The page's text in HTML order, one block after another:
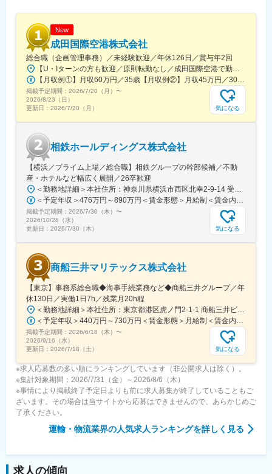
・出港に必要な手続きを実施
・次の港へ向けて問題なく出発できるよう最終確認
■組織構成
船舶代理店部：15名(部門長1名、内航部門9名、外航部門4名)
年齢構成：20代2名、30代3名、40代3名、50代6名（嘱託社員含
む）
業界未経験からのご入社が多数です！
日の勤務等は調整できる環境です。
・年休：126日
・休日出勤頻度：月2～3日 海上輸送の為、発生可能性がござい
ますが振替休日を1ヶ月以内に取得いただいております。
・転勤：無し
■同社の特徴
内航海運業界は、とりわけ「特殊タンク船輸送のパイオニア」と
しても大きな存在感を持ち、地元の住友金属鉱山・住友化学を始
めとする大手企業のパートナーとして海上輸送、船舶代理店業務
および港湾荷役業務の重責を担っています。さらに近年は、外航
海運事業に本格進出していく方針をもって、積極的な事業活動を
展開中です。
変更の範囲：会社の定める業務
New
成田国際空港株式会社
総合職（企画管理事務）／未経験歓迎／年休126日／賞与年2回
【U・Iターンの方も歓迎／原則転勤なし／成田国際空港で勤務】■千葉県成田市古込字古込1-1受動喫煙対策：オフィス内禁煙・分煙※自動車通勤：可能（必要条件を満たしている場合のみ）
【月収例①】月収60万円／35歳【月収例②】月収45万円／30歳【月収例③】月収41万円／25歳※各種手当(残業手当、住居手当、通勤手当等)込みの金額です。※別途賞与が年２回支給されます。※個人差がある旨、ご承知おきください。<月給>【初任給（大卒）】月給27万8600円＋各種手当(残業手当、住居手当、通勤手当等)＋賞与年2回【初任給（院卒）】月給30万500円＋各種手当(残業手当、住居手当、通勤手当等)＋賞与年2回※上記は新卒初任給です。経験やスキルを考慮して決定いたします。
掲載予定期間： 2026/7/20（月） 〜
2026/8/23（日）
更新日： 2026/7/20（月） 気になる
相鉄ホールディングス株式会社
【横浜／プライム上場／総合職】相鉄グループの幹部候補／不動
産・ホテルなど幅広く展開／26卒歓迎
＜勤務地詳細＞本社住所：神奈川県横浜市西区北幸2-9-14 受動喫煙対策：屋内喫煙可能場所あり変更の範囲：会社の定める事業所
＜予定年収＞476万円～890万円＜賃金形態＞月給制＜賃金内訳＞月額（基本給）：269,000円～535,312円＜月給＞269,000円～535,312円＜昇給有無＞有＜残業手当＞有＜給与補足＞※これまでの経験とスキルに応じて判断いたします。■賞与：:5.7ヶ月（2026年度）■モデル年収：（例1）650万円 入社5年目 主任(月給39.7万円＋賞与174万円)（例2）832万円 入社9年目 係長(月給50.8万円＋賞与222万円)賃金はあくまでも目安の金額であり、選考を通じて上下する可能性があります。月給(月額)は固定手当を含めた表記です。
掲載予定期間： 2026/7/30（木） 〜
2026/10/28（水）
更新日： 2026/7/30（木） 気になる
商船三井マリテックス株式会社
【東京】事務系総合職◆海事手続業務など◆商船三井グループ／年
休130日／実働1日7h／残業月20h程
＜勤務地詳細＞本社住所：東京都港区虎ノ門2-1-1 商船三井ビル勤務地最寄駅：東京メトロ銀座線／虎ノ門駅受動喫煙対策：屋内全面禁煙変更の範囲：会社の定める事業所
＜予定年収＞440万円～730万円＜賃金形態＞月給制＜賃金内訳＞月額（基本給）：291,800円～487,000円＜月給＞291,800円～487,000円＜昇給有無＞有＜残業手当＞有＜給与補足＞※上記想定年収には賞与3ヶ月分を含みます。金額は目安の金額であり、これまでのご経験・スキル・現年収等を総合的に考慮し決定いたします。■昇給：年1回■賞与：3ヶ月分（前年度実績）賃金はあくまでも目安の金額であり、選考を通じて上下する可能性があります。月給(月額)は固定手当を含めた表記です。
掲載予定期間： 2026/6/18（木） 〜
2026/9/16（水）
更新日： 2026/7/18（土） 気になる
※求人応募数の多い順にランキングしています（非公開求人は除く）。
※集計対象期間：2026/7/31（金）～2026/8/6（木）
※事情により掲載終了予定日よりも前に求人募集が終了していることもご
ざいます。その場合は当サイトから応募はできませんので、あらかじめご
了承ください。
運輸・物流業界の人気求人ランキングを詳しく見る
求人の傾向